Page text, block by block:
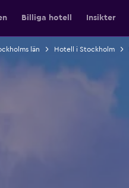
Billiga hotell Insikter
län Hotell i Stockholm